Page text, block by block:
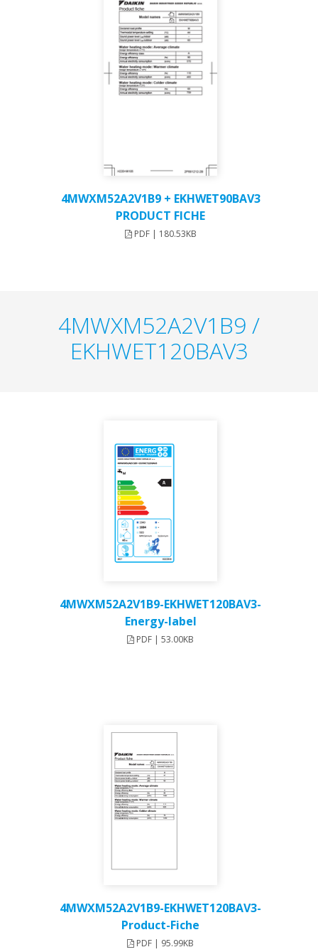
4MWXM52A2V1B9 + EKHWET90BAV3
PRODUCT FICHE
PDF | 180.53KB
4MWXM52A2V1B9 /
EKHWET120BAV3
4MWXM52A2V1B9-EKHWET120BAV3-
Energy-label
PDF | 53.00KB
4MWXM52A2V1B9-EKHWET120BAV3-
Product-Fiche
PDF | 95.99KB